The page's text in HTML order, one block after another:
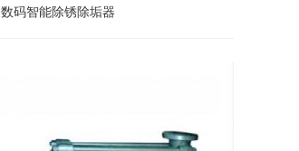
数码智能除锈除垢器